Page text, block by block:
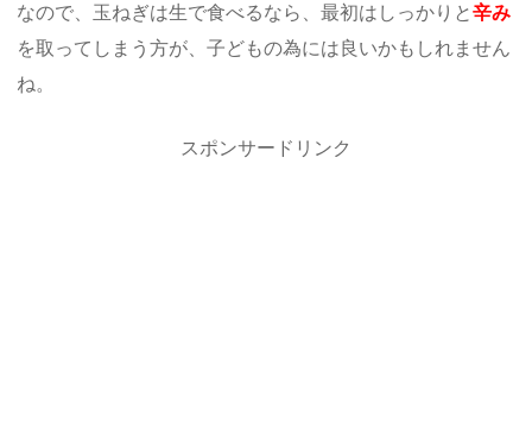
なので、玉ねぎは生で食べるなら、最初はしっかりと辛み
を取ってしまう方が、子どもの為には良いかもしれません
ね。
スポンサードリンク